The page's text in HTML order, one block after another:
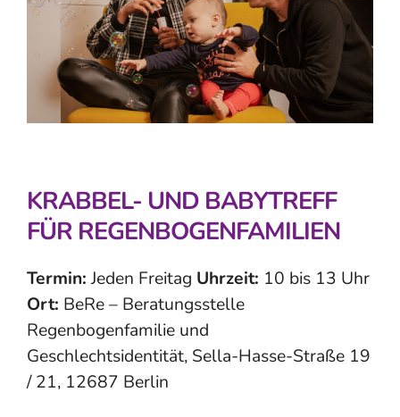
KRABBEL- UND BABYTREFF
FÜR REGENBOGENFAMILIEN
Termin:Jeden Freitag Uhrzeit: 10 bis 13 Uhr
Ort: BeRe – Beratungsstelle
Regenbogenfamilie und
Geschlechtsidentität, Sella-Hasse-Straße 19
/ 21, 12687 Berlin